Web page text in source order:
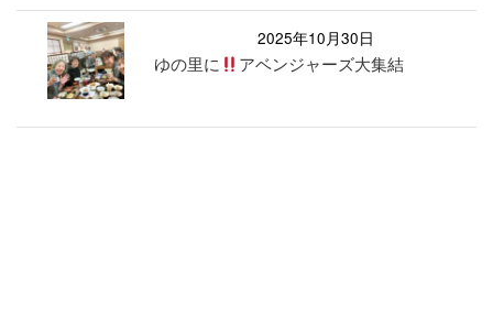
2025年10月30日
ゆの里に アベンジャーズ大集結